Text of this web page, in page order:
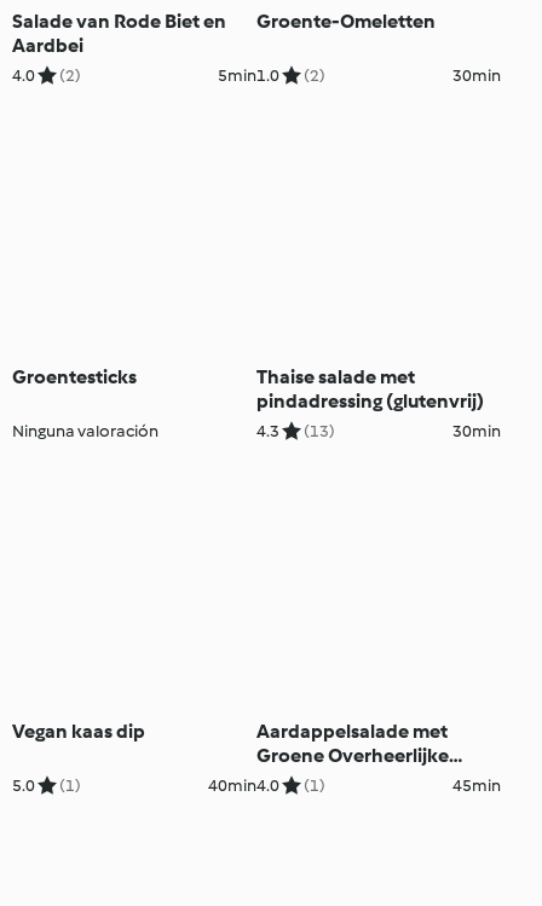
Salade van Rode Biet en
Aardbei
4.0 (2) 5min
Groente-Omeletten
1.0 (2) 30min
Groentesticks
Ninguna valoración
Thaise salade met
pindadressing (glutenvrij)
4.3 (13) 30min
Vegan kaas dip
5.0 (1) 40min
Aardappelsalade met
Groene Overheerlijke
Dressing
4.0 (1) 45min